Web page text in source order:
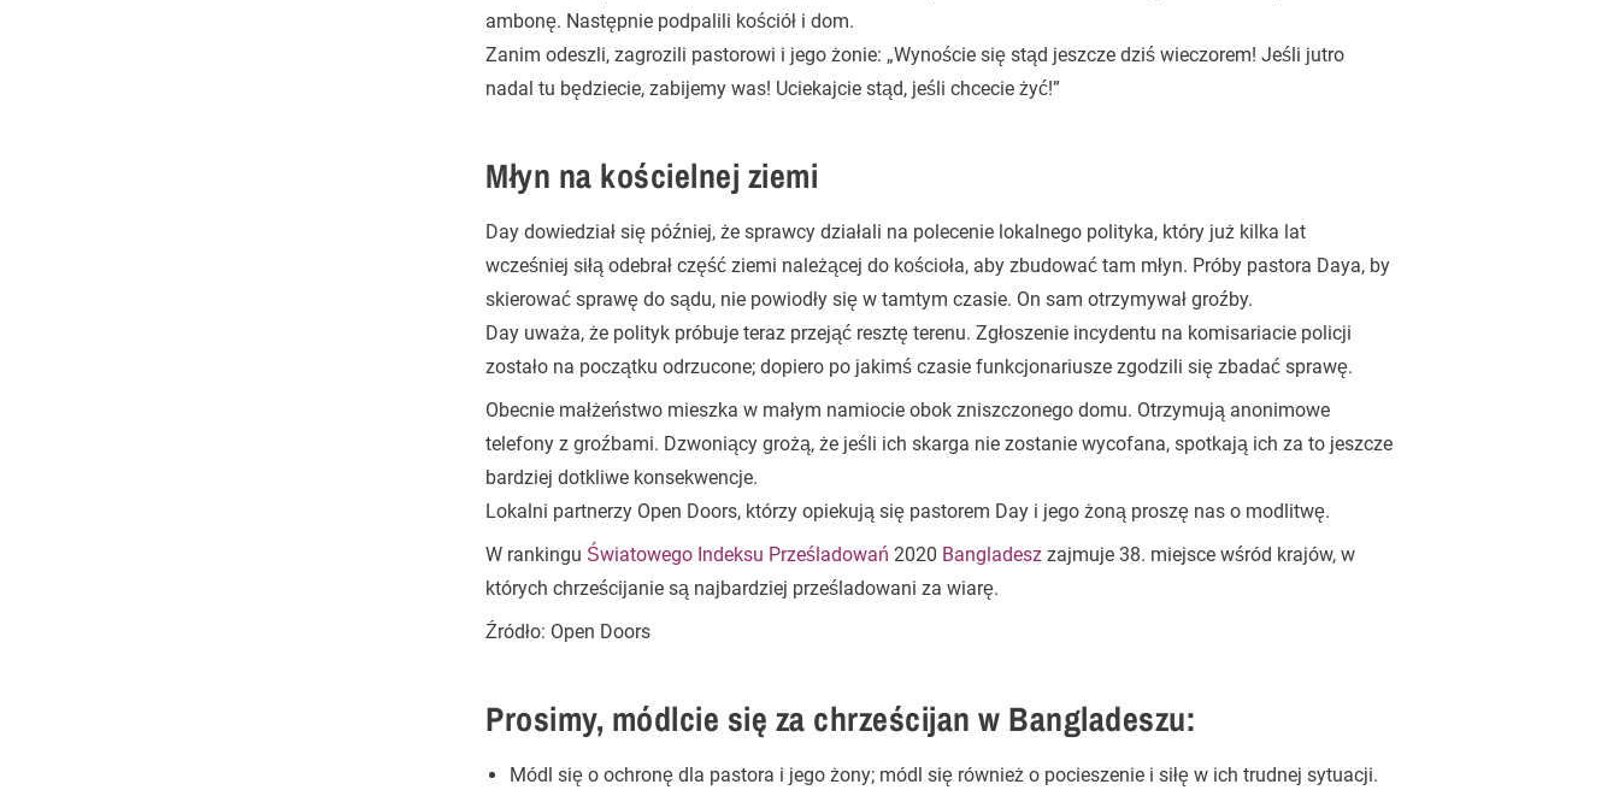
ambonę. Następnie podpalili kościół i dom.
Zanim odeszli, zagrozili pastorowi i jego żonie: „Wynoście się stąd jeszcze dziś wieczorem! Jeśli jutro
nadal tu będziecie, zabijemy was! Uciekajcie stąd, jeśli chcecie żyć!”
Młyn na kościelnej ziemi
Day dowiedział się później, że sprawcy działali na polecenie lokalnego polityka, który już kilka lat
wcześniej siłą odebrał część ziemi należącej do kościoła, aby zbudować tam młyn. Próby pastora Daya, by
skierować sprawę do sądu, nie powiodły się w tamtym czasie. On sam otrzymywał groźby.
Day uważa, że polityk próbuje teraz przejąć resztę terenu. Zgłoszenie incydentu na komisariacie policji
zostało na początku odrzucone; dopiero po jakimś czasie funkcjonariusze zgodzili się zbadać sprawę.
Obecnie małżeństwo mieszka w małym namiocie obok zniszczonego domu. Otrzymują anonimowe
telefony z groźbami. Dzwoniący grożą, że jeśli ich skarga nie zostanie wycofana, spotkają ich za to jeszcze
bardziej dotkliwe konsekwencje.
Lokalni partnerzy Open Doors, którzy opiekują się pastorem Day i jego żoną proszę nas o modlitwę.
W rankingu Światowego Indeksu Prześladowań 2020 Bangladesz zajmuje 38. miejsce wśród krajów, w
których chrześcijanie są najbardziej prześladowani za wiarę.
Źródło: Open Doors
Prosimy, módlcie się za chrześcijan w Bangladeszu:
Módl się o ochronę dla pastora i jego żony; módl się również o pocieszenie i siłę w ich trudnej sytuacji.